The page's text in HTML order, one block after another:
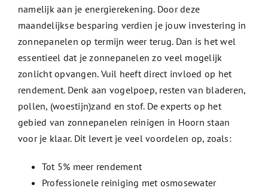
namelijk aan je energierekening. Door deze
maandelijkse besparing verdien je jouw investering in
zonnepanelen op termijn weer terug. Dan is het wel
essentieel dat je zonnepanelen zo veel mogelijk
zonlicht opvangen. Vuil heeft direct invloed op het
rendement. Denk aan vogelpoep, resten van bladeren,
pollen, (woestijn)zand en stof. De experts op het
gebied van zonnepanelen reinigen in Hoorn staan
voor je klaar. Dit levert je veel voordelen op, zoals:
Tot 5% meer rendement
Professionele reiniging met osmosewater